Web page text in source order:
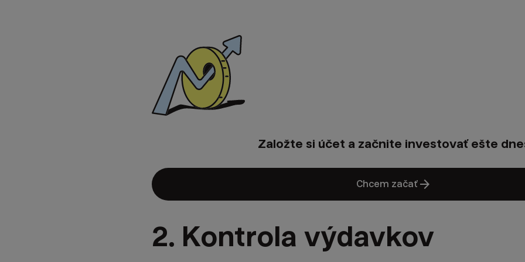
Založte si účet a začnite investovať ešte
Chcem začaťarrow_forward
2. Kontrola výdavkov